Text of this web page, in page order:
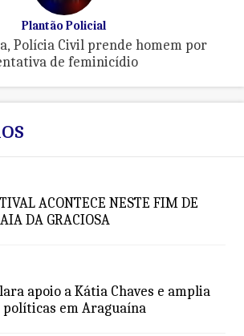
Plantão Policial
Polícia Civil prende homem por
de feminicídio
ACONTECE NESTE FIM DE
DA GRACIOSA
apoio a Kátia Chaves e amplia
em Araguaína